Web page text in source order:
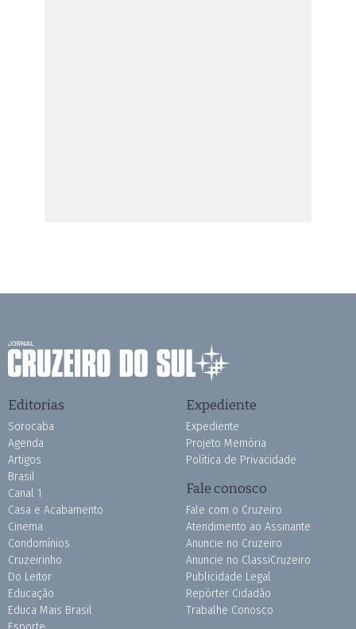
Editorias
Sorocaba
Agenda
Artigos
Brasil
Canal 1
Casa e Acabamento
Cinema
Condomínios
Cruzeirinho
Do Leitor
Educação
Educa Mais Brasil
Expediente
Expediente
Projeto Memória
Política de Privacidade
Fale conosco
Fale com o Cruzeiro
Atendimento ao Assinante
Anuncie no Cruzeiro
Anuncie no ClassiCruzeiro
Publicidade Legal
Repórter Cidadão
Trabalhe Conosco